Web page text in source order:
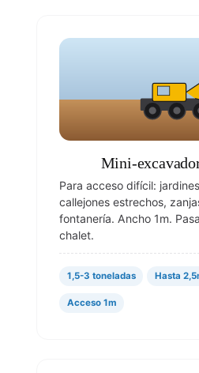
Mini-
Para acceso difícil:
callejones estrechos,
fontanería. Ancho 1m.
chalet.
1,5-3 toneladas Hasta
Acceso 1m